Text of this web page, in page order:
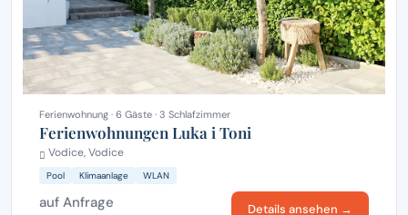
Ferienwohnung · 6 Gäste · 3 Schlafzimmer
Ferienwohnungen Luka i Toni
Vodice, Vodice
Pool Klimaanlage WLAN
auf Anfrage Details ansehen →